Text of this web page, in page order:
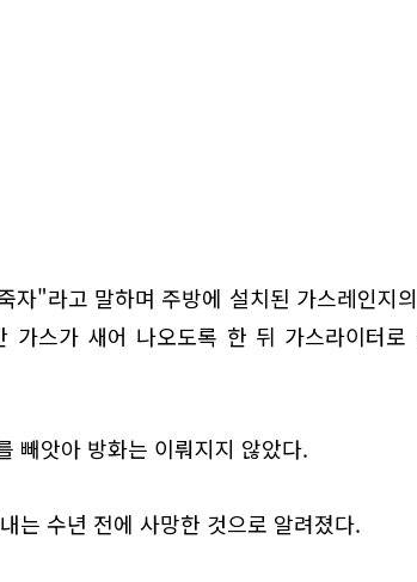
자"라고 말하며 주방에 설치된 가스레인지
가스가 새어 나오도록 한 뒤 가스라이터로
빼앗아 방화는 이뤄지지 않았다.
는 수년 전에 사망한 것으로 알려졌다.